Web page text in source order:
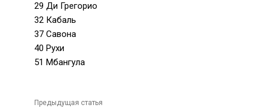
29 Ди Грегорио
32 Кабаль
37 Савона
40 Рухи
51 Мбангула
Предыдущая статья